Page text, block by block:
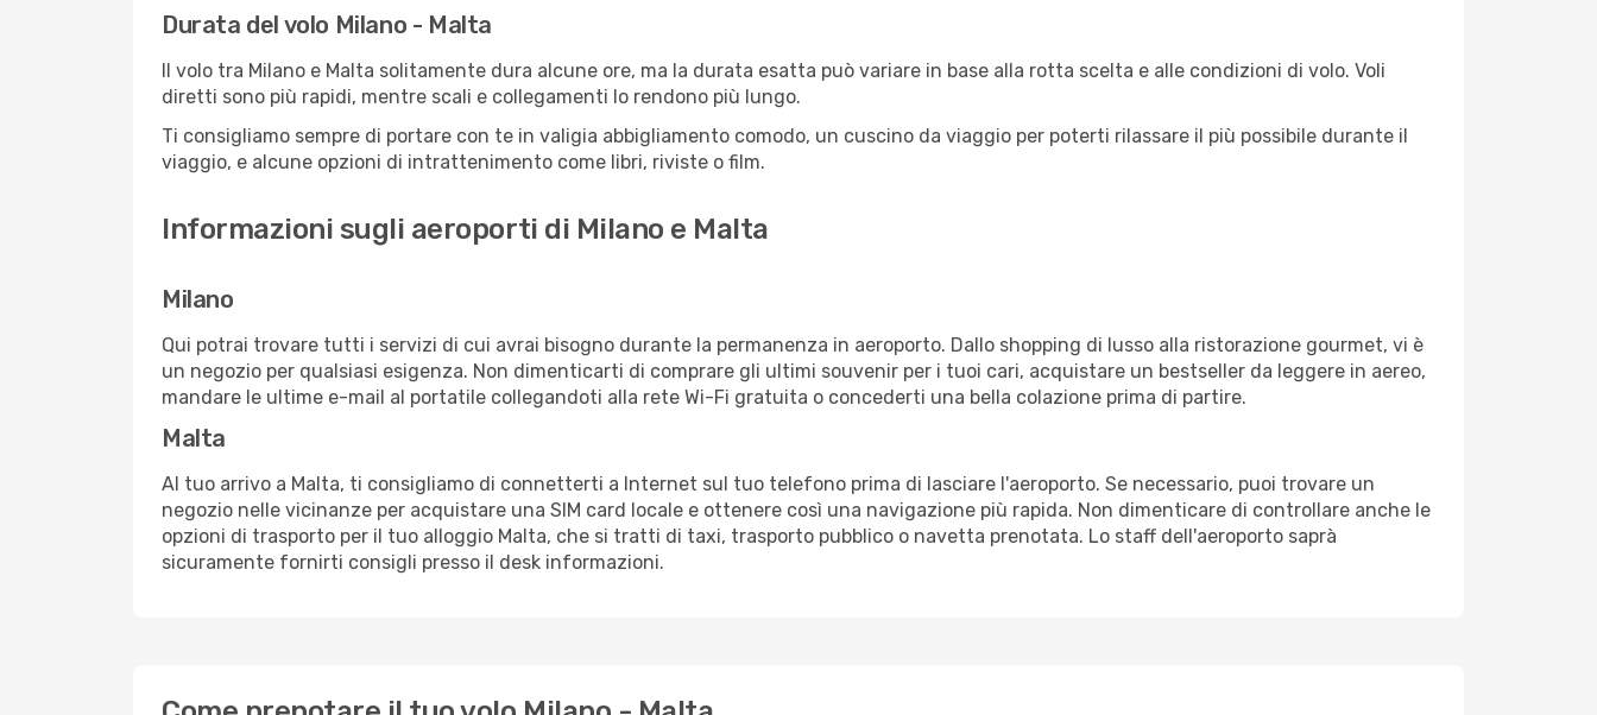
Durata del volo Milano - Malta
Il volo tra Milano e Malta solitamente dura alcune ore, ma la durata esatta può variare in base alla rotta scelta e alle condizioni di volo. Voli
diretti sono più rapidi, mentre scali e collegamenti lo rendono più lungo.
Ti consigliamo sempre di portare con te in valigia abbigliamento comodo, un cuscino da viaggio per poterti rilassare il più possibile durante il
viaggio, e alcune opzioni di intrattenimento come libri, riviste o film.
Informazioni sugli aeroporti di Milano e Malta
Milano
Qui potrai trovare tutti i servizi di cui avrai bisogno durante la permanenza in aeroporto. Dallo shopping di lusso alla ristorazione gourmet, vi è
un negozio per qualsiasi esigenza. Non dimenticarti di comprare gli ultimi souvenir per i tuoi cari, acquistare un bestseller da leggere in aereo,
mandare le ultime e-mail al portatile collegandoti alla rete Wi-Fi gratuita o concederti una bella colazione prima di partire.
Malta
Al tuo arrivo a Malta, ti consigliamo di connetterti a Internet sul tuo telefono prima di lasciare l'aeroporto. Se necessario, puoi trovare un
negozio nelle vicinanze per acquistare una SIM card locale e ottenere così una navigazione più rapida. Non dimenticare di controllare anche le
opzioni di trasporto per il tuo alloggio Malta, che si tratti di taxi, trasporto pubblico o navetta prenotata. Lo staff dell'aeroporto saprà
sicuramente fornirti consigli presso il desk informazioni.